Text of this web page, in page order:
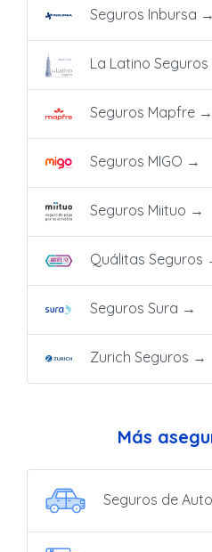
Seguros Inbursa →
La Latino Seguros
Seguros Mapfre →
Seguros MIGO →
Seguros Miituo →
Quálitas Seguros
Seguros Sura →
Zurich Seguros →
Más
Seguros de